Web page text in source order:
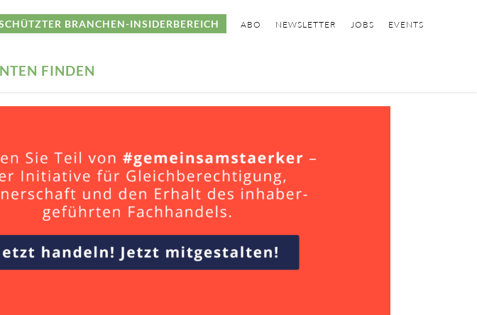
BRANCHEN-INSIDERBEREICH ABO NEWSLETTER JOBS EVENTS
FINDEN